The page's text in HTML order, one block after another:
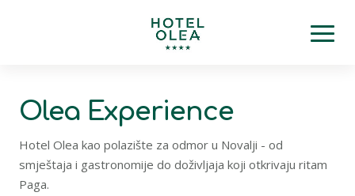
Olea Experience
Hotel Olea kao polazište za odmor u Novalji - od
smještaja i gastronomije do doživljaja koji otkrivaju ritam
Paga.